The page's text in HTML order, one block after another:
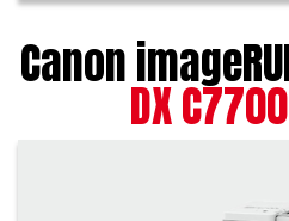
Canon
DX